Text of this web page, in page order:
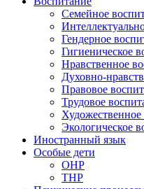
Семейное
Гендерное
Гигиеническое
Нравственное
Духовно-
Правовое
Трудовое
Экологическое
Иностранный язык
Особые дети
ОНР
ТНР